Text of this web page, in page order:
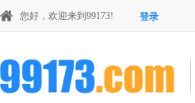
您好，欢迎来到99173! 登录